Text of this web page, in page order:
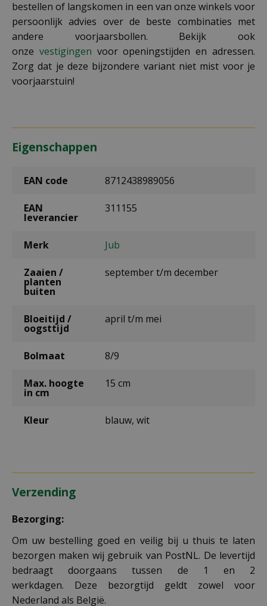
bestellen of langskomen in een van onze winkels voor
persoonlijk advies over de beste combinaties met
andere voorjaarsbollen. Bekijk ook
onze vestigingen voor openingstijden en adressen.
Zorg dat je deze bijzondere variant niet mist voor je
voorjaarstuin!
Eigenschappen
EAN code 8712438989056
EAN
leverancier
311155
Merk Jub
Zaaien /
planten
buiten
september t/m december
Bloeitijd /
oogsttijd
april t/m mei
Bolmaat 8/9
Max. hoogte
in cm
15 cm
Kleur blauw, wit
Verzending
Bezorging:
Om uw bestelling goed en veilig bij u thuis te laten
bezorgen maken wij gebruik van PostNL. De levertijd
bedraagt doorgaans tussen de 1 en 2
werkdagen. Deze bezorgtijd geldt zowel voor
Nederland als België.